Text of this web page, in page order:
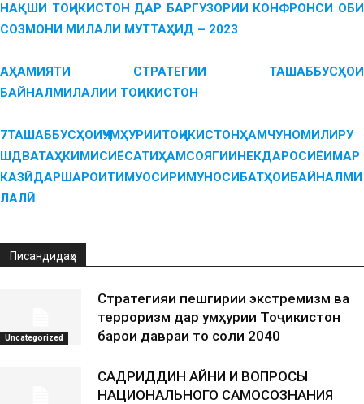
НАҚШИ ТОҶИКИСТОН ДАР БАРГУЗОРИИ КОНФРОНСИ ОБИ
СОЗМОНИ МИЛАЛИ МУТТАҲИД – 2023
АҲАМИЯТИ СТРАТЕГИИ ТАШАББУСҲОИ
БАЙНАЛМИЛАЛИИ ТОҶИКИСТОН
7ТАШАББУСҲОИҶУМҲУРИИТОҶИКИСТОНҲАМЧУНОМИЛИРУ
ШДВАТАҲКИМИСИЁСАТИҲАМСОЯГИИНЕКДАРОСИЁИМАР
КАЗӢДАРШАРОИТИМУОСИРИМУНОСИБАТҲОИБАЙНАЛМИ
ЛАЛӢ
Писандидаҳо
Uncategorized
Стратегияи пешгирии экстремизм ва
терроризм дар Ҷумҳурии Тоҷикистон
барои давраи то соли 2040
САДРИДДИН АЙНИ И ВОПРОСЫ
НАЦИОНАЛЬНОГО САМОСОЗНАНИЯ